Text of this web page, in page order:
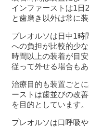
インファーストは1日
と歯磨き以外は常に装
プレオルソは日中1時
への負担が比較的少
時間以上の装着が目
従って外せる場合もあ
治療目的も装置ごと
ーストは歯並びの改
を目的としています。
プレオルソは口呼吸